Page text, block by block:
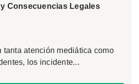
Consecuencias Legales
tanta atención mediática como
los incidente...